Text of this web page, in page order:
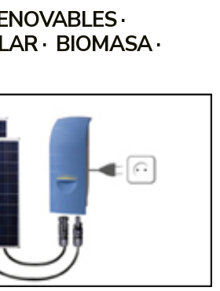
·
· BIOMASA ·